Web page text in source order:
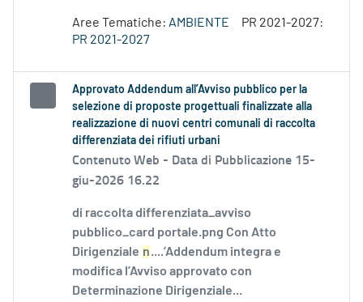
Aree Tematiche: AMBIENTE
PR 2021-2027:
PR 2021-2027
Approvato Addendum all’Avviso pubblico per la
selezione di proposte progettuali finalizzate alla
realizzazione di nuovi centri comunali di raccolta
differenziata dei rifiuti urbani
Contenuto Web - Data di Pubblicazione 15-
giu-2026 16.22
di raccolta differenziata_avviso
pubblico_card portale.png Con Atto
Dirigenziale n....’Addendum integra e
modifica l’Avviso approvato con
Determinazione Dirigenziale...